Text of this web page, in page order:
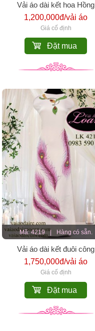
Vải áo dài kết hoa Hồng
1,200,000đ/vải áo
Giá cố định
Đặt mua
Mã: 4219 | Hàng có sẵn.
Vải áo dài kết đuôi công
1,750,000đ/vải áo
Giá cố định
Đặt mua